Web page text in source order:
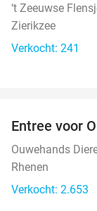
‘t Zeeuwse
Zierikzee
Verkocht: 241
Entree voor
Ouwehands
Rhenen
Verkocht: 2.653